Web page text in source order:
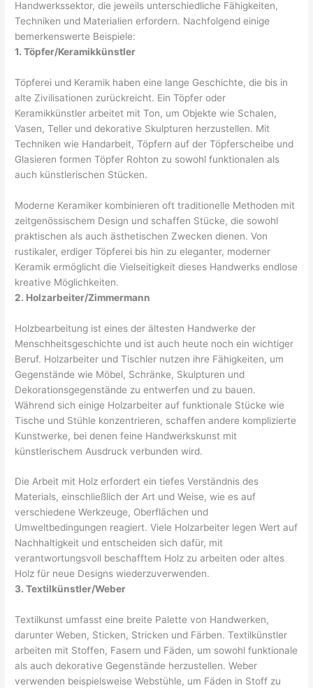
Handwerkssektor, die jeweils unterschiedliche Fähigkeiten,
Techniken und Materialien erfordern. Nachfolgend einige
bemerkenswerte Beispiele:
1. Töpfer/Keramikkünstler
Töpferei und Keramik haben eine lange Geschichte, die bis in
alte Zivilisationen zurückreicht. Ein Töpfer oder
Keramikkünstler arbeitet mit Ton, um Objekte wie Schalen,
Vasen, Teller und dekorative Skulpturen herzustellen. Mit
Techniken wie Handarbeit, Töpfern auf der Töpferscheibe und
Glasieren formen Töpfer Rohton zu sowohl funktionalen als
auch künstlerischen Stücken.
Moderne Keramiker kombinieren oft traditionelle Methoden mit
zeitgenössischem Design und schaffen Stücke, die sowohl
praktischen als auch ästhetischen Zwecken dienen. Von
rustikaler, erdiger Töpferei bis hin zu eleganter, moderner
Keramik ermöglicht die Vielseitigkeit dieses Handwerks endlose
kreative Möglichkeiten.
2. Holzarbeiter/Zimmermann
Holzbearbeitung ist eines der ältesten Handwerke der
Menschheitsgeschichte und ist auch heute noch ein wichtiger
Beruf. Holzarbeiter und Tischler nutzen ihre Fähigkeiten, um
Gegenstände wie Möbel, Schränke, Skulpturen und
Dekorationsgegenstände zu entwerfen und zu bauen.
Während sich einige Holzarbeiter auf funktionale Stücke wie
Tische und Stühle konzentrieren, schaffen andere komplizierte
Kunstwerke, bei denen feine Handwerkskunst mit
künstlerischem Ausdruck verbunden wird.
Die Arbeit mit Holz erfordert ein tiefes Verständnis des
Materials, einschließlich der Art und Weise, wie es auf
verschiedene Werkzeuge, Oberflächen und
Umweltbedingungen reagiert. Viele Holzarbeiter legen Wert auf
Nachhaltigkeit und entscheiden sich dafür, mit
verantwortungsvoll beschafftem Holz zu arbeiten oder altes
Holz für neue Designs wiederzuverwenden.
3. Textilkünstler/Weber
Textilkunst umfasst eine breite Palette von Handwerken,
darunter Weben, Sticken, Stricken und Färben. Textilkünstler
arbeiten mit Stoffen, Fasern und Fäden, um sowohl funktionale
als auch dekorative Gegenstände herzustellen. Weber
verwenden beispielsweise Webstühle, um Fäden in Stoff zu